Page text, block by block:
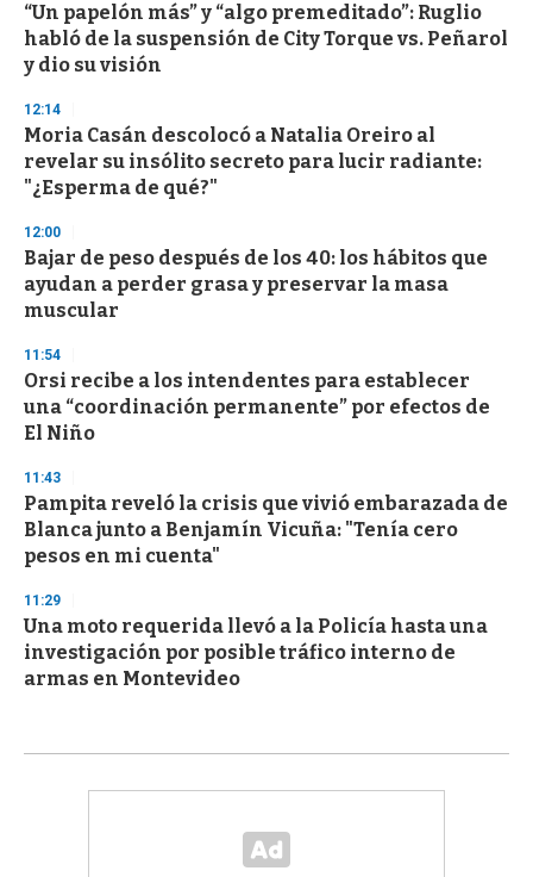
“Un papelón más” y “algo premeditado”: Ruglio
habló de la suspensión de City Torque vs. Peñarol
y dio su visión
12:14
Moria Casán descolocó a Natalia Oreiro al
revelar su insólito secreto para lucir radiante:
"¿Esperma de qué?"
12:00
Bajar de peso después de los 40: los hábitos que
ayudan a perder grasa y preservar la masa
muscular
11:54
Orsi recibe a los intendentes para establecer
una “coordinación permanente” por efectos de
El Niño
11:43
Pampita reveló la crisis que vivió embarazada de
Blanca junto a Benjamín Vicuña: "Tenía cero
pesos en mi cuenta"
11:29
Una moto requerida llevó a la Policía hasta una
investigación por posible tráfico interno de
armas en Montevideo